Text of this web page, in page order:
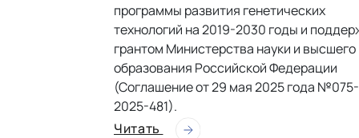
программы развития генетических
технологий на 2019-2030 годы и
грантом Министерства науки и высшего
образования Российской Федерации
(Соглашение от 29 мая 2025 года
2025-481).
Читать